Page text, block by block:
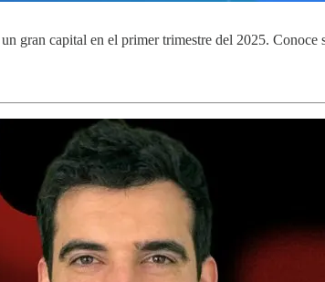
gran capital en el primer trimestre del 2025.